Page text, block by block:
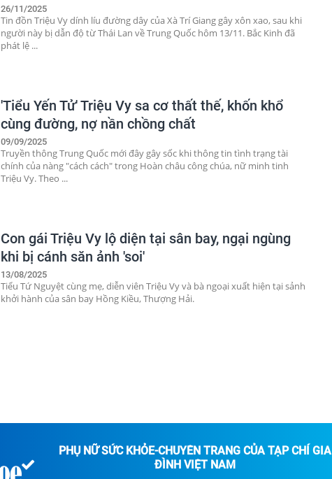
26/11/2025
Tin đồn Triệu Vy dính líu đường dây của Xà Trí Giang gây xôn xao, sau khi
người này bị dẫn độ từ Thái Lan về Trung Quốc hôm 13/11. Bắc Kinh đã
phát lệ ...
'Tiểu Yến Tử' Triệu Vy sa cơ thất thế, khốn khổ
cùng đường, nợ nần chồng chất
09/09/2025
Truyền thông Trung Quốc mới đây gây sốc khi thông tin tình trạng tài
chính của nàng "cách cách" trong Hoàn châu công chúa, nữ minh tinh
Triệu Vy. Theo ...
Con gái Triệu Vy lộ diện tại sân bay, ngại ngùng
khi bị cánh săn ảnh 'soi'
13/08/2025
Tiểu Tứ Nguyệt cùng mẹ, diễn viên Triệu Vy và bà ngoại xuất hiện tại sảnh
khởi hành của sân bay Hồng Kiều, Thượng Hải.
PHỤ NỮ SỨC KHỎE-CHUYÊN TRANG CỦA TẠP CHÍ GIA
ĐÌNH VIỆT NAM